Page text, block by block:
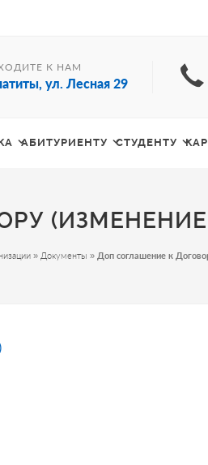
К НАМ
ул. Лесная 29
АБИТУРИЕНТУ СТУДЕНТУ
» Документы » Доп соглашение к